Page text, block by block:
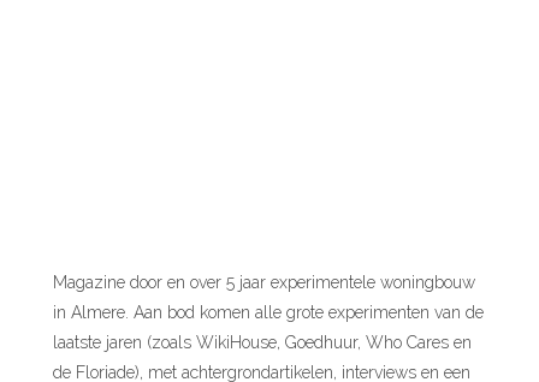
Magazine door en over 5 jaar experimentele woningbouw
in Almere. Aan bod komen alle grote experimenten van de
laatste jaren (zoals WikiHouse, Goedhuur, Who Cares en
de Floriade), met achtergrondartikelen, interviews en een